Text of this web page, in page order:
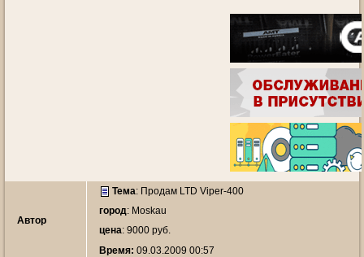
Автор
Тема: Продам LTD Viper-400
город: Moskau
цена: 9000 руб.
Время: 09.03.2009 00:57